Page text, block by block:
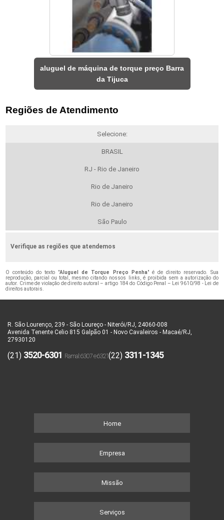
aluguel de máquina de torque preço Barra
da Tijuca
Regiões de Atendimento
Selecione:
BRASIL
RJ - Rio de Janeiro
Rio de Janeiro
Rio de Janeiro
São Paulo
Verifique as regiões que atendemos
O conteúdo do texto "Aluguel de Torque Preço Penha" é de direito reservado. Sua
reprodução, parcial ou total, mesmo citando nossos links, é proibida sem a autorização do
autor. Crime de violação de direito autoral – artigo 184 do Código Penal –
Lei 9610/98 - Lei de
direitos autorais
R. São Lourenço, 239 - São Loureço - Niterói/RJ, 24060-008
Avenida Tenente Celio 815 Galpão 01 - Novo Cavaleiros - Macaé/RJ,
27930120
(21) 3520-6301 (22) 3311-1345
Home
Empresa
Missão
Serviços